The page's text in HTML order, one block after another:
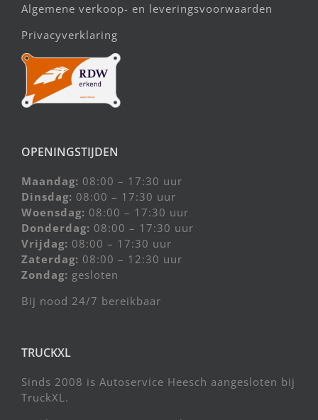
Algemene verkoop- en leveringsvoorwaarden
Privacyverklaring
OPENINGSTIJDEN
Maandag: 08:00 – 17:30 uur
Dinsdag: 08:00 – 17:30 uur
Woensdag: 08:00 – 17:30 uur
Donderdag: 08:00 – 17:30 uur
Vrijdag: 08:00 – 17:30 uur
Zaterdag: 08:00 – 12:30 uur
Zondag: gesloten
Bij nood 24/7 bereikbaar
TRUCKXL
Sinds 2008 is Autoservice Heesch aangesloten bij
TruckXL.